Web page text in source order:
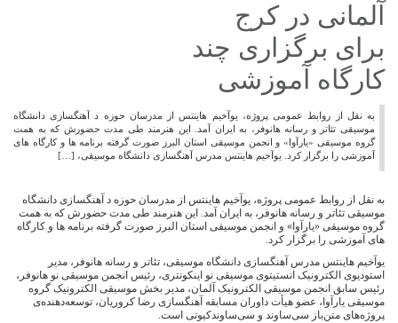
آلمانی در کرج
برای برگزاری چند
کارگاه آموزشی
به نقل از روابط عمومی پروژه، یوآخیم هاینتس از مدرسان حوزه د آهنگسازی دانشگاه
موسیقی تئاتر و رسانه هانوفر، به ایران آمد. این هنرمند طی مدت حضورش که به همت
گروه موسیقی «یارآوا» و انجمن موسیقی استان البرز صورت گرفته برنامه ها و کارگاه های
آموزشی را برگزار کرد. یوآخیم هاینتس مدرس آهنگسازی دانشگاه موسیقی، […]
به نقل از روابط عمومی پروژه، یوآخیم هاینتس از مدرسان حوزه د آهنگسازی دانشگاه
موسیقی تئاتر و رسانه هانوفر، به ایران آمد. این هنرمند طی مدت حضورش که به همت
گروه موسیقی «یارآوا» و انجمن موسیقی استان البرز صورت گرفته برنامه ها و کارگاه
های آموزشی را برگزار کرد.
یوآخیم هاینتس مدرس آهنگسازی دانشگاه موسیقی، تئاتر و رسانه هانوفر، مدیر
استودیوی الکترونیک انستیتوی موسیقی نو اینکونتری، رئیس انجمن موسیقی نو هانوفر،
رئیس سابق انجمن موسیقی الکترونیک آلمان، مدیر بخش موسیقی الکترونیک گروه
موسیقی یارآوا، عضو هیأت داوران مسابقه‌ آهنگسازی رضا کروریان، توسعه‌دهنده‌ی
پروژه‌های متن‌باز سی‌ساوند و سی‌ساوندکیوتی است.